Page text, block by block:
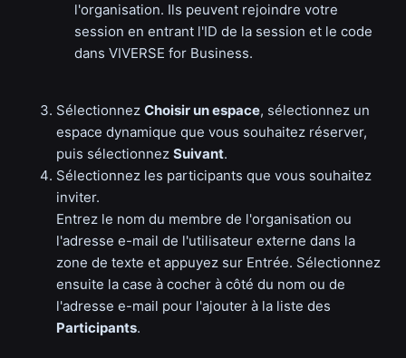
l'organisation. Ils peuvent rejoindre votre
session en entrant l'ID de la session et le code
dans VIVERSE for Business.
SélectionnezChoisir un espace, sélectionnez un
espace dynamique que vous souhaitez réserver,
puis sélectionnezSuivant.
Sélectionnez les participants que vous souhaitez
inviter.
Entrez le nom du membre de l'organisation ou
l'adresse e-mail de l'utilisateur externe dans la
zone de texte et appuyez sur Entrée. Sélectionnez
ensuite la case à cocher à côté du nom ou de
l'adresse e-mail pour l'ajouter à la liste des
Participants.